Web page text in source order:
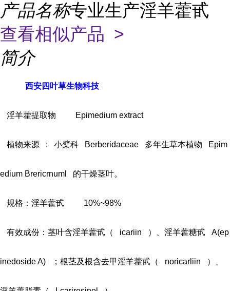
产品名称专业生产淫羊藿甙
查看相似产品 >
简介
西安四叶草生物科技
淫羊藿提取物 Epimedium extract
植物来源 : 小檗科 Berberidaceae 多年生草本植物 Epim
edium Brericrnuml 的干燥茎叶。
规格：淫羊藿甙 10%~98%
有效成份：茎叶含淫羊藿甙（ icariin ）、淫羊藿糖甙 A(ep
inedoside A) ；根茎及根含去甲淫羊藿甙（ noricarliin ）、